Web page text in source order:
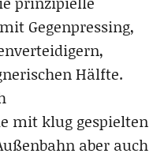
Gegenpressing,
Hälfte.
mit klug gespielten
aber auch